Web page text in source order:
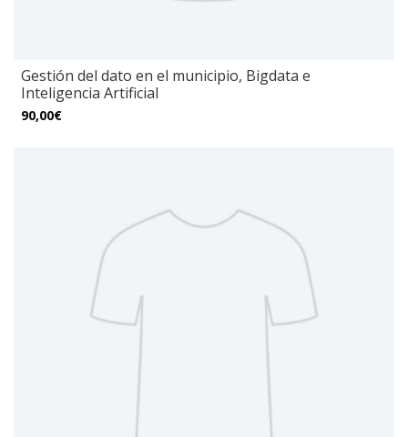
Gestión del dato en el municipio, Bigdata e
Inteligencia Artificial
90,00€